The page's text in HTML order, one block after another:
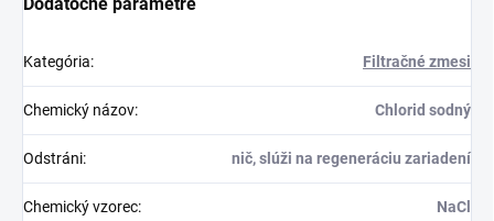
Dodatočné parametre
Kategória: Filtračné zmesi
Chemický názov: Chlorid sodný
Odstráni: nič, slúži na regeneráciu zariadení
Chemický vzorec: NaCl